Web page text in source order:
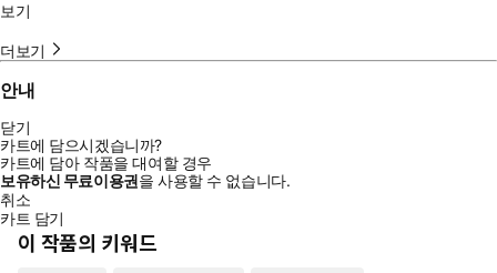
보기
더보기
안내
닫기
카트에 담으시겠습니까?
카트에 담아 작품을 대여할 경우
보유하신 무료이용권을 사용할 수 없습니다.
취소
카트 담기
이 작품의 키워드